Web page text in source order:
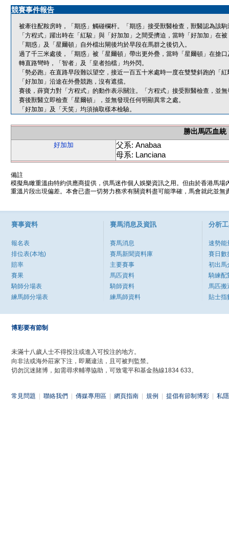
競賽事件報告
被牽往配鞍房時，「期惑」觸碰欄杆。「期惑」接受獸醫檢查，獸醫認為該
「方程式」躍出時在「紅駿」與「好加加」之間受擠迫，當時「好加加」在
「期惑」及「星爾頓」自外檔出閘後均於早段在馬群之後切入。
過了千三米處後，「期惑」被「星爾頓」帶出更外疊，當時「星爾頓」在搶
轉直路彎時，「智者」及「皇者拍檔」均外閃。
「勢必跑」在直路早段難以望空，接近一百五十米處時一度在雙雙斜跑的「
「好加加」沿途在外疊競跑，沒有遮擋。
賽後，薛寶力對「方程式」的動作表示關注。「方程式」接受獸醫檢查，並
賽後獸醫立即檢查「星爾頓」，並無發現任何明顯異常之處。
「好加加」及「天笑」均須抽取樣本檢驗。
勝出馬匹血統
好加加
父系: Anabaa
母系: Lanciana
備註
模擬鳥瞰重溫由特約供應商提供，供馬迷作個人娛樂資訊之用。但由於香港馬
重溫片段出現偏差。本會已盡一切努力務求有關資料盡可能準確，馬會就此並
賽事資料
報名表
排位表(本地)
賠率
賽果
騎師分場表
練馬師分場表
賽馬消息及資訊
賽馬消息
賽馬新聞資料庫
主要賽事
馬匹資料
騎師資料
練馬師資料
分析
速勢能
賽日數
初出馬
騎練配
馬匹搬
貼士指
博彩要有節制
未滿十八歲人士不得投注或進入可投注的地方。
向非法或海外莊家下注，即屬違法，且可被判監禁。
切勿沉迷賭博，如需尋求輔導協助，可致電平和基金熱線1834 633。
常見問題 聯絡我們 傳媒專用區 網頁指南 規例 提倡有節制博彩 私